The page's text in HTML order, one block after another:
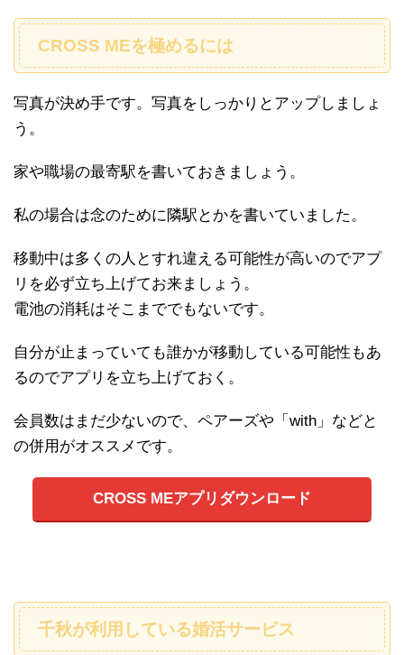
CROSS MEを極めるには
写真が決め手です。写真をしっかりとアップしましょ
う。
家や職場の最寄駅を書いておきましょう。
私の場合は念のために隣駅とかを書いていました。
移動中は多くの人とすれ違える可能性が高いのでアプ
リを必ず立ち上げてお来ましょう。
電池の消耗はそこまででもないです。
自分が止まっていても誰かが移動している可能性もあ
るのでアプリを立ち上げておく。
会員数はまだ少ないので、ペアーズや「with」などと
の併用がオススメです。
CROSS MEアプリダウンロード
千秋が利用している婚活サービス